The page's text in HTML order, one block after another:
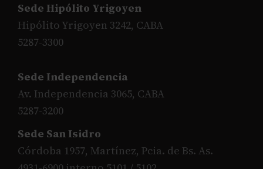
Sede Hipólito Yrigoyen
Hipólito Yrigoyen 3242, CABA
5287-3300
Sede Independencia
Av. Independencia 3065, CABA
5287-3200
Sede San Isidro
Córdoba 1957, Martínez, Pcia. de Bs. As.